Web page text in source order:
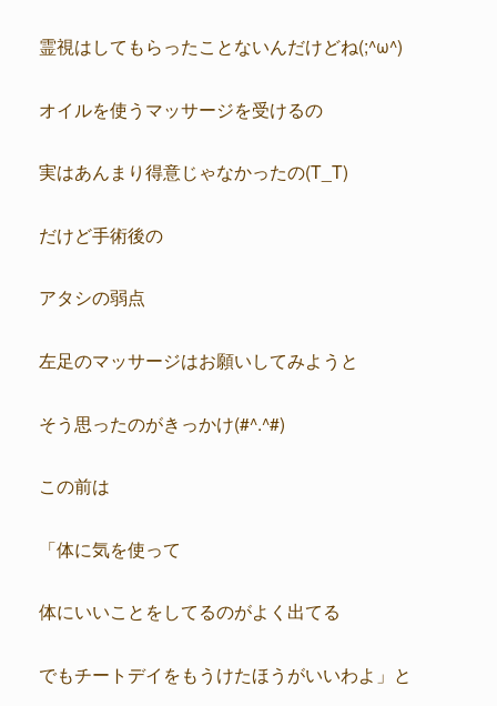
霊視はしてもらったことないんだけどね(;^ω^)
オイルを使うマッサージを受けるの
実はあんまり得意じゃなかったの(T_T)
だけど手術後の
アタシの弱点
左足のマッサージはお願いしてみようと
そう思ったのがきっかけ(#^.^#)
この前は
「体に気を使って
体にいいことをしてるのがよく出てる
でもチートデイをもうけたほうがいいわよ」と